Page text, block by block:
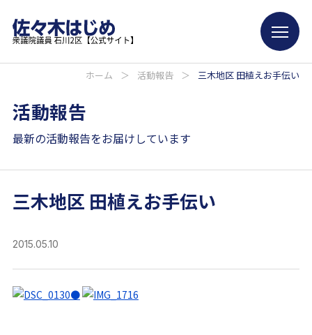
ホーム ＞ 活動報告 ＞ 三木地区 田植えお手伝い
活動報告
最新の活動報告をお届けしています
三木地区 田植えお手伝い
2015.05.10